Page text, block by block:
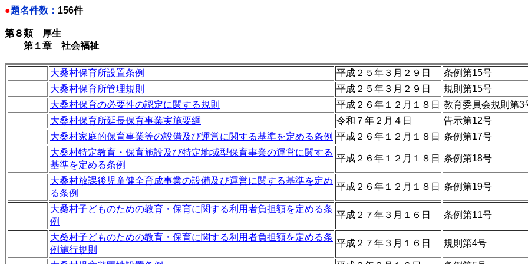
●題名件数： 156件
第８類 厚生
第１章 社会福祉
大桑村保育所設置条例 平成２５年３月２９日
条例第15号
大桑村保育所管理規則
平成２５年３月２９日
規則第15号
大桑村保育の必要性の認定に関する規則
平成２６年１２月１８日 教育委員会規則第3
大桑村保育所延長保育事業実施要綱
令和７年２月４日
告示第12号
大桑村家庭的保育事業等の設備及び運営に関する基準を定める条例 平成２６年１２月１８日 条例第17号
大桑村特定教育・保育施設及び特定地域型保育事業の運営に関する
基準を定める条例
平成２６年１２月１８日 条例第18号
大桑村放課後児童健全育成事業の設備及び運営に関する基準を定め
る条例
平成２６年１２月１８日 条例第19号
大桑村子どものための教育・保育に関する利用者負担額を定める条
例
平成２７年３月１６日 条例第11号
大桑村子どものための教育・保育に関する利用者負担額を定める条
例施行規則
平成２７年３月１６日 規則第4号